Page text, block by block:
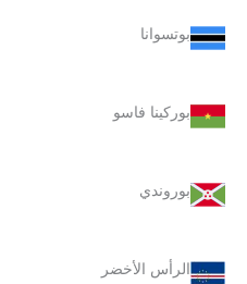
بوتسوانا
بوركينا فاسو
بوروندي
الرأس الأخضر